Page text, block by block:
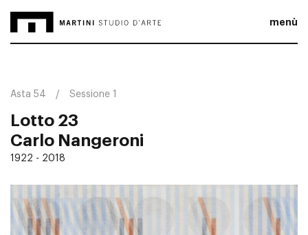
menù
Asta 54 Sessione 1
Lotto 23
Carlo Nangeroni
1922 - 2018